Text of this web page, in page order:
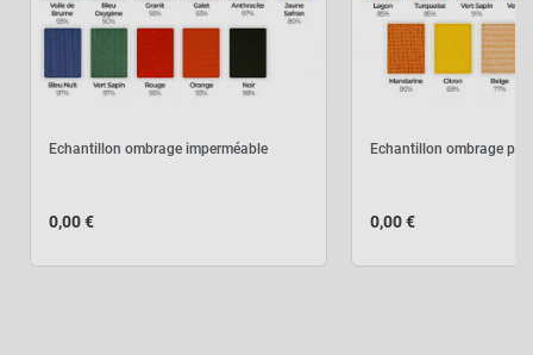
Echantillon ombrage imperméable
0,00 €
Echantillon ombrage
0,00 €